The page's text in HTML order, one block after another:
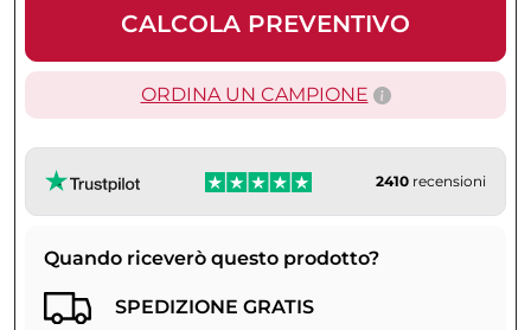
CALCOLA PREVENTIVO
ORDINA UN CAMPIONE
2410 recensioni
Quando riceverò questo prodotto?
SPEDIZIONE GRATIS